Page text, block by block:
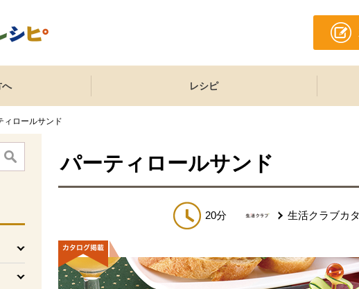
へ レシピ
ィロールサンド
す。
パーティロールサンド
20分 生活クラブカ